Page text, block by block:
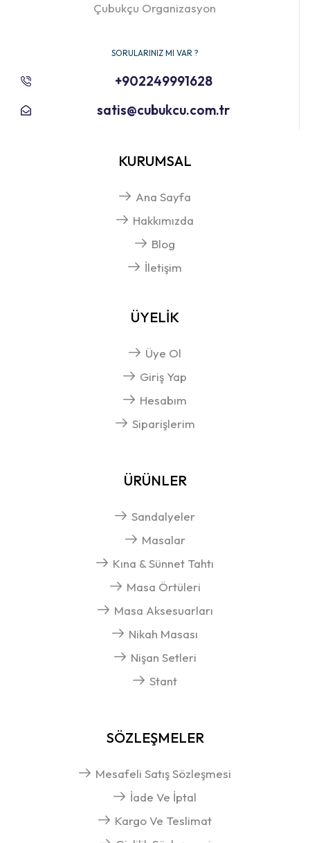
Çubukçu Organizasyon
SORULARINIZ MI VAR ?
+902249991628
satis@cubukcu.com.tr
KURUMSAL
Ana Sayfa
Hakkımızda
Blog
İletişim
ÜYELİK
Üye Ol
Giriş Yap
Hesabım
Siparişlerim
ÜRÜNLER
Sandalyeler
Masalar
Kına & Sünnet Tahtı
Masa Örtüleri
Masa Aksesuarları
Nikah Masası
Nişan Setleri
Stant
SÖZLEŞMELER
Mesafeli Satış Sözleşmesi
İade Ve İptal
Kargo Ve Teslimat